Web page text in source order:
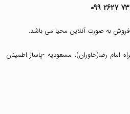
۲۶۲۷ ۷۳۵۵
فروش به صورت آنلاین محیا می باشد.
امام رضا(خاوران)، مسعودیه -پاساژ اطمینان